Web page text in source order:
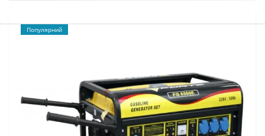
Популярний